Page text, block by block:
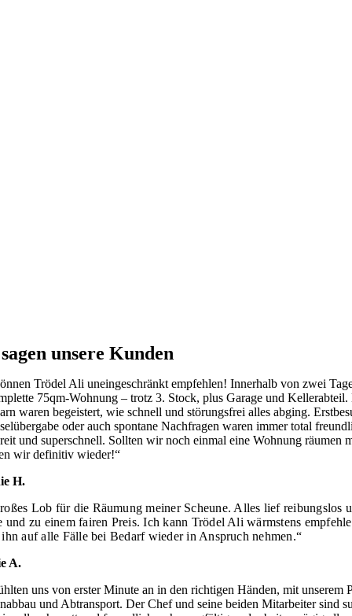
unsere Kunden
Trödel Ali uneingeschränkt empfehlen! Innerhalb von zwei
75qm-Wohnung – trotz 3. Stock, plus Garage und Kellerabteil.
waren begeistert, wie schnell und störungsfrei alles abging.
oder auch spontane Nachfragen waren immer total
und superschnell. Sollten wir noch einmal eine Wohnung räumen
wir definitiv wieder!“
H.
Lob für die Räumung meiner Scheune. Alles lief reibungslos
und zu einem fairen Preis. Ich kann Trödel Ali wärmstens
auf alle Fälle bei Bedarf wieder in Anspruch nehmen.“
A.
uns von erster Minute an in den richtigen Händen, mit unserem
und Abtransport. Der Chef und seine beiden Mitarbeiter sind